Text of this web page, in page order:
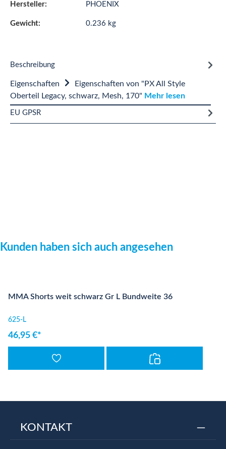
Hersteller: PHOENIX
Gewicht: 0.236 kg
Beschreibung
Eigenschaften
Eigenschaften von "PX All Style
Oberteil Legacy, schwarz, Mesh, 170" Mehr lesen
EU GPSR
Produktgalerie überspringen
Kunden haben sich auch angesehen
MMA Shorts weit schwarz Gr L Bundweite 36
625-L
46,95 €*
KONTAKT